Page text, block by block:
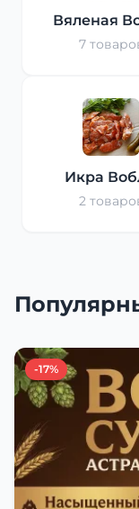
Вяленая
7
Икра
2
-17%